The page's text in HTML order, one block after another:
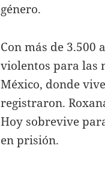
género.
Con más de 3.500
violentos para las
México, donde
registraron.
Hoy sobrevive
en prisión.